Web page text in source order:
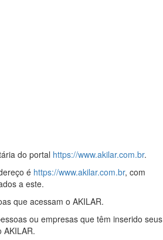
do portal https://www.akilar.com.br.
é https://www.akilar.com.br, com
a este.
que acessam o AKILAR.
ou empresas que têm inserido seus
AKILAR.